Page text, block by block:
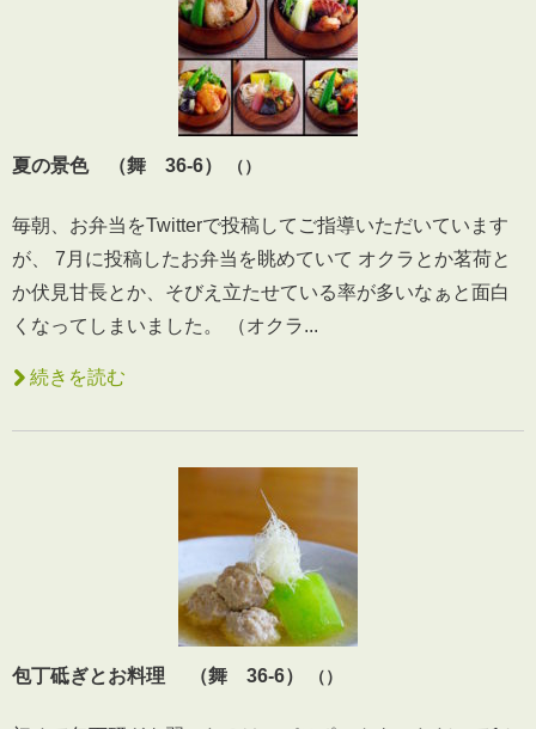
夏の景色 （舞 36-6） （）
毎朝、お弁当をTwitterで投稿してご指導いただいています
が、 7月に投稿したお弁当を眺めていて オクラとか茗荷と
か伏見甘長とか、そびえ立たせている率が多いなぁと面白
くなってしまいました。 （オクラ...
続きを読む
包丁砥ぎとお料理 （舞 36-6） （）